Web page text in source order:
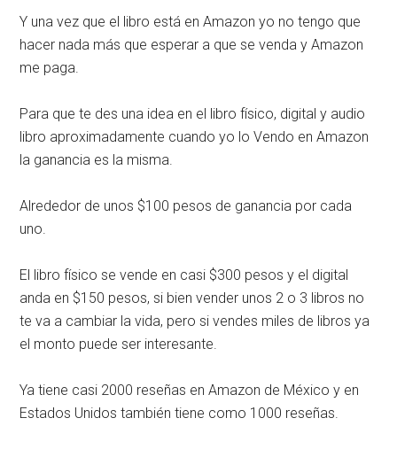
Y una vez que el libro está en Amazon yo no tengo que
hacer nada más que esperar a que se venda y Amazon
me paga.
Para que te des una idea en el libro físico, digital y audio
libro aproximadamente cuando yo lo Vendo en Amazon
la ganancia es la misma.
Alrededor de unos $100 pesos de ganancia por cada
uno.
El libro físico se vende en casi $300 pesos y el digital
anda en $150 pesos, si bien vender unos 2 o 3 libros no
te va a cambiar la vida, pero si vendes miles de libros ya
el monto puede ser interesante.
Ya tiene casi 2000 reseñas en Amazon de México y en
Estados Unidos también tiene como 1000 reseñas.